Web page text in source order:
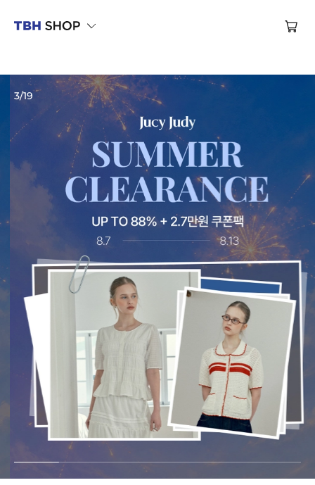
브랜드관
브랜드관
브랜드관
브랜드관
브랜드관
브랜드관
3/19